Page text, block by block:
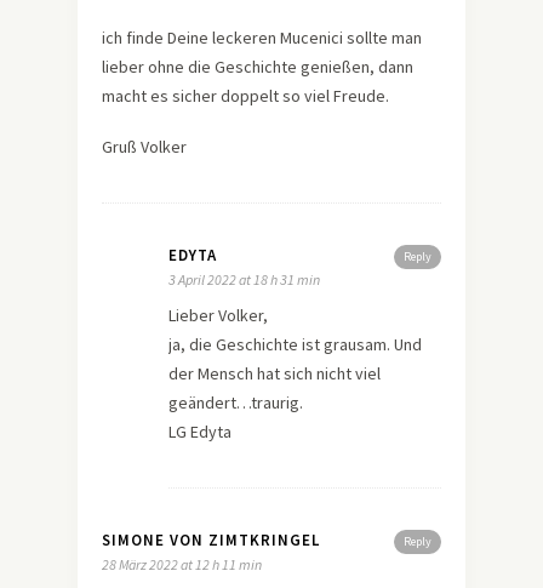
ich finde Deine leckeren Mucenici sollte man
lieber ohne die Geschichte genießen, dann
macht es sicher doppelt so viel Freude.
Gruß Volker
Reply
EDYTA
3 April 2022 at 18 h 31 min
Lieber Volker,
ja, die Geschichte ist grausam. Und
der Mensch hat sich nicht viel
geändert…traurig.
LG Edyta
Reply
SIMONE VON ZIMTKRINGEL
28 März 2022 at 12 h 11 min